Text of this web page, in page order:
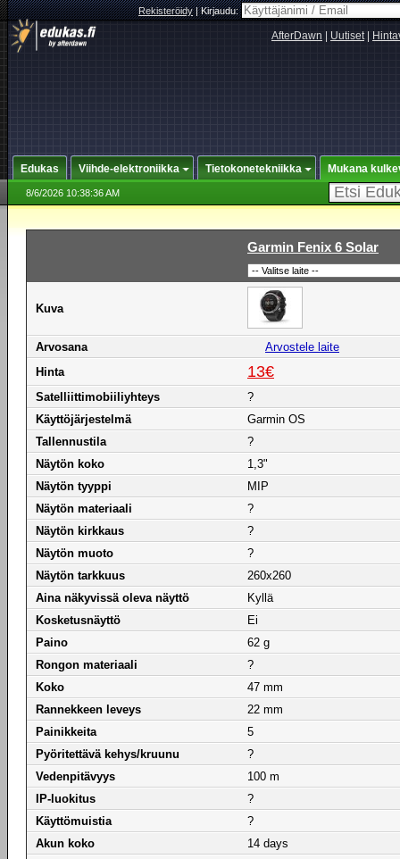
Rekisteröidy|Kirjaudu:
AfterDawn Uutiset|
Edukas Viihde-elektroniikka Tietokonetekniikka Mukana
8/6/2026 10:38:36 AM
Garmin Fenix 6 Solar
Kuva
Arvosana
Arvostele laite
Hinta
13€
Satelliittimobiiliyhteys
?
Käyttöjärjestelmä
Garmin OS
Tallennustila
?
Näytön koko
1,3"
Näytön tyyppi
MIP
Näytön materiaali
?
Näytön kirkkaus
?
Näytön muoto
?
Näytön tarkkuus
260x260
Aina näkyvissä oleva näyttö
Kyllä
Kosketusnäyttö
Ei
Paino
62 g
Rongon materiaali
?
Koko
47 mm
Rannekkeen leveys
22 mm
Painikkeita
5
Pyöritettävä kehys/kruunu
?
Vedenpitävyys
100 m
IP-luokitus
?
Käyttömuistia
?
Akun koko
14 days